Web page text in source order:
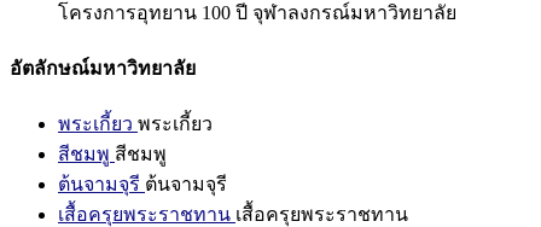
โครงการอุทยาน 100 ปี จุฬาลงกรณ์มหาวิทยาลัย
อัตลักษณ์มหาวิทยาลัย
พระเกี้ยว พระเกี้ยว
สีชมพู สีชมพู
ต้นจามจุรี ต้นจามจุรี
เสื้อครุยพระราชทาน เสื้อครุยพระราชทาน